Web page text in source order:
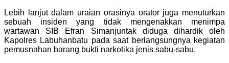
Lebih lanjut dalam uraian orasinya orator juga menuturkan
sebuah insiden yang tidak mengenakkan menimpa
wartawan SIB Efran Simanjuntak diduga dihardik oleh
Kapolres Labuhanbatu pada saat berlangsungnya kegiatan
pemusnahan barang bukti narkotika jenis sabu-sabu.